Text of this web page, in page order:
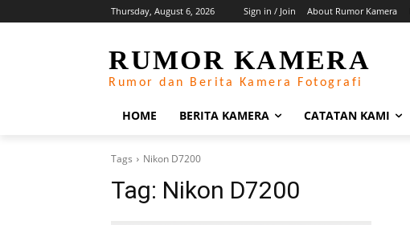
Thursday, August 6, 2026 Sign in / Join About Rumor Kamera
RUMOR KAMERA
Rumor dan Berita Kamera Fotografi
HOME BERITA KAMERA CATATAN KAMI
Tags Nikon D7200
Tag: Nikon D7200